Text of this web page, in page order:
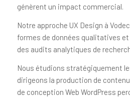
génèrent un impact commercial.
Notre approche UX Design à
formes de données qualitatives
des audits analytiques de
Nous étudions stratégiquement
dirigeons la production de
de conception Web WordPress